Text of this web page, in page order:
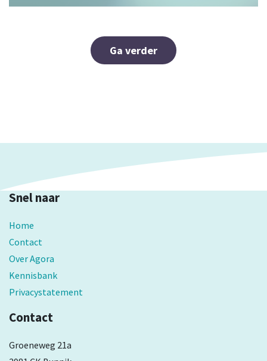
Ga verder
Snel naar
Home
Contact
Over Agora
Kennisbank
Privacystatement
Contact
Groeneweg 21a